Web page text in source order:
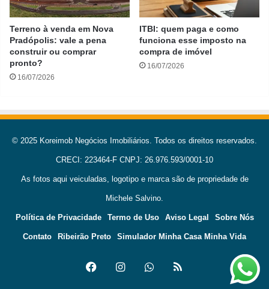
Terreno à venda em Nova
Pradópolis: vale a pena
construir ou comprar
pronto?
16/07/2026
ITBI: quem paga e como
funciona esse imposto na
compra de imóvel
16/07/2026
© 2025 Koreimob Negócios Imobiliários. Todos os direitos reservados.
CRECI: 223464-F CNPJ: 26.976.593/0001-10
As fotos aqui veiculadas, logotipo e marca são de propriedade de
Michele Salvino.
Política de Privacidade Termo de Uso Aviso Legal Sobre Nós
Contato Ribeirão Preto Simulador Minha Casa Minha Vida
FacebookInstagramWhatsApp
RSS